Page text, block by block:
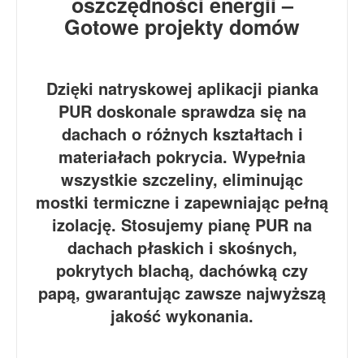
Dzięki natryskowej aplikacji pianka
PUR doskonale sprawdza się na
dachach o różnych kształtach i
materiałach pokrycia. Wypełnia
wszystkie szczeliny, eliminując
mostki termiczne i zapewniając pełną
izolację. Stosujemy pianę PUR na
dachach płaskich i skośnych,
pokrytych blachą, dachówką czy
papą, gwarantując zawsze najwyższą
jakość wykonania.